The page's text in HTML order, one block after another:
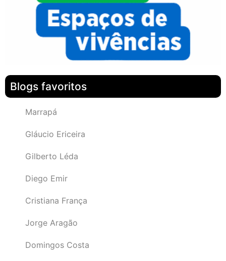
Blogs favoritos
Marrapá
Gláucio Ericeira
Gilberto Léda
Diego Emir
Cristiana França
Jorge Aragão
Domingos Costa